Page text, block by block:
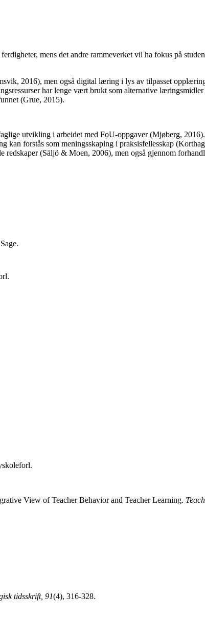
mens det andre rammeverket vil ha fokus på
2016), men også digital læring i lys av tilpasset
har lenge vært brukt som alternative læringsmidler
(Grue, 2015).
utvikling i arbeidet med FoU-oppgaver (Mjøberg,
forstås som meningsskaping i praksisfellesskap
(Säljö & Moen, 2006), men også gjennom
View of Teacher Behavior and Teacher Learning.
tidsskrift, 91(4), 316-328.